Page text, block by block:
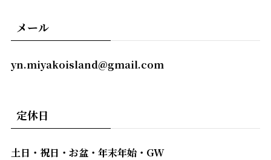
メール
yn.miyakoisland@gmail.com
定休日
土日・祝日・お盆・年末年始・GW